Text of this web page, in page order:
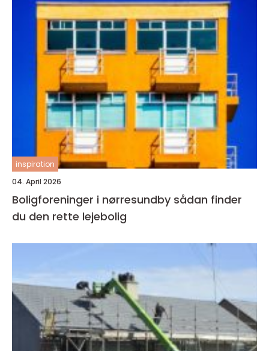
inspiration
04. April 2026
Boligforeninger i nørresundby sådan finder
du den rette lejebolig